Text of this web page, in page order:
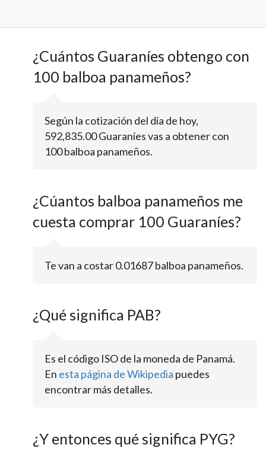
¿Cuántos Guaraníes obtengo con
100 balboa panameños?
Según la cotización del día de hoy,
592,835.00 Guaraníes vas a obtener con
100 balboa panameños.
¿Cúantos balboa panameños me
cuesta comprar 100 Guaraníes?
Te van a costar 0.01687 balboa panameños.
¿Qué significa PAB?
Es el código ISO de la moneda de Panamá.
En esta página de Wikipedia puedes
encontrar más detalles.
¿Y entonces qué significa PYG?